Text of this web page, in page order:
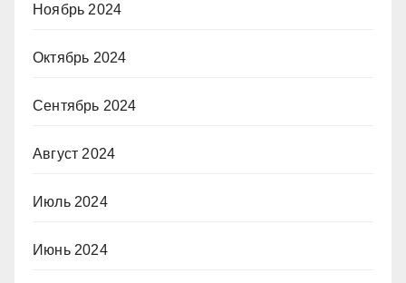
Ноябрь 2024
Октябрь 2024
Сентябрь 2024
Август 2024
Июль 2024
Июнь 2024